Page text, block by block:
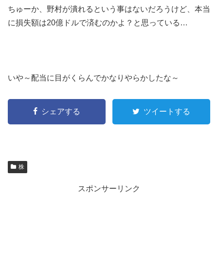
ちゅーか、野村が潰れるという事はないだろうけど、本当
に損失額は20億ドルで済むのかよ？と思っている…
いや～配当に目がくらんでかなりやらかしたな～
シェアする ツイートする
株
スポンサーリンク